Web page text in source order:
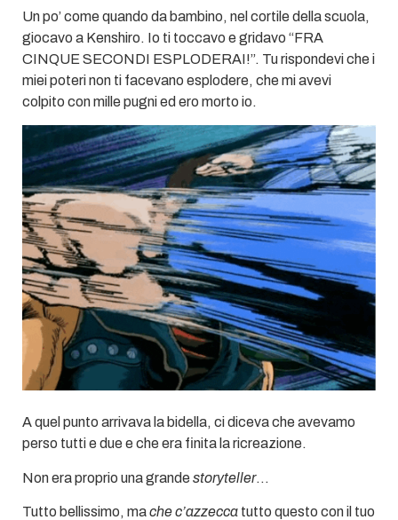
Un po’ come quando da bambino, nel cortile della scuola,
giocavo a Kenshiro. Io ti toccavo e gridavo “FRA
CINQUE SECONDI ESPLODERAI!”. Tu rispondevi che i
miei poteri non ti facevano esplodere, che mi avevi
colpito con mille pugni ed ero morto io.
A quel punto arrivava la bidella, ci diceva che avevamo
perso tutti e due e che era finita la ricreazione.
Non era proprio una grandestoryteller…
Tutto bellissimo, mache c’azzecca tutto questo con il tuo